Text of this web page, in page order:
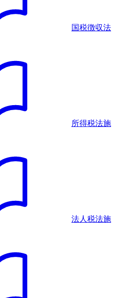
国税徴収法
所得税法施
法人税法施